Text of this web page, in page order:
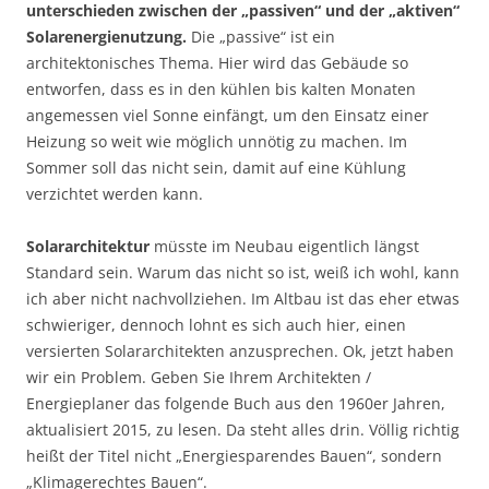
unterschieden zwischen der „passiven“ und der „aktiven“
Solarenergienutzung. Die „passive“ ist ein
architektonisches Thema. Hier wird das Gebäude so
entworfen, dass es in den kühlen bis kalten Monaten
angemessen viel Sonne einfängt, um den Einsatz einer
Heizung so weit wie möglich unnötig zu machen. Im
Sommer soll das nicht sein, damit auf eine Kühlung
verzichtet werden kann.
Solararchitektur müsste im Neubau eigentlich längst
Standard sein. Warum das nicht so ist, weiß ich wohl, kann
ich aber nicht nachvollziehen. Im Altbau ist das eher etwas
schwieriger, dennoch lohnt es sich auch hier, einen
versierten Solararchitekten anzusprechen. Ok, jetzt haben
wir ein Problem. Geben Sie Ihrem Architekten /
Energieplaner das folgende Buch aus den 1960er Jahren,
aktualisiert 2015, zu lesen. Da steht alles drin. Völlig richtig
heißt der Titel nicht „Energiesparendes Bauen“, sondern
„Klimagerechtes Bauen“.